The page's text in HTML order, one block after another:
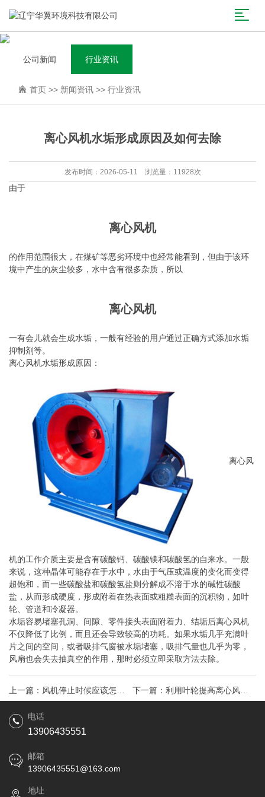
公司新闻 行业资讯
首页 >> 新闻资讯 >> 行业资讯
离心风机水垢形成原因及如何去除
发布时间：2026-05-11 浏览量：11928次
由于
离心风机
的作用范围很大，在煤矿等恶劣环境中也经常能看到，但由于该环
境中产生的灰尘较多，水中含有很多杂质，所以
离心风机
一有会儿就会生成水垢，一般有经验的用户通过正确方式添加水垢
抑制剂等。
离心风机水垢形成原因：
离心风
机的工作介质主要是含有碳酸钙、碳酸镁和碳酸氢的自来水。一般
来说，这种晶体可能存在于水中，水由于气压或温度的变化而变得
超饱和，而一些碳酸盐和碳酸氢盐则分解成不溶于水的碱性碳酸
盐，从而形成硬度，形成附着在热表面或粗糙表面的沉积物，如叶
轮、管道和冷凝器。
水垢容易堵塞孔洞、间隙、零件接头表面附着力、结垢后离心风机
不仅降低了比例，而且还会导致较高的功耗。如果水垢几乎充满叶
片之间的空间，或者吸排气窗被水垢堵塞，吸排气量也几乎为零，
风扇也会失去抽真空的作用，那时必须立即采取方法去除。
上一篇： 风机停止时候应该怎么 下一篇： 利用叶轮提高离心风机
电话
13906435551
邮箱
13906435551@163.com
地址